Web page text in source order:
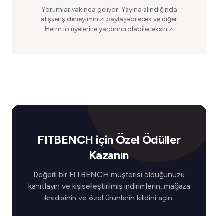
Yorumlar yakında geliyor. Yayına alındığında
alışveriş deneyiminizi paylaşabilecek ve diğer
Herm.io üyelerine yardımcı olabileceksiniz.
FITBENCH için Özel Ödüller
Kazanın
Değerli bir FITBENCH müşterisi olduğunuzu
kanıtlayın ve kişiselleştirilmiş indirimlerin, mağaza
kredisinin ve özel ürünlerin kilidini açın.